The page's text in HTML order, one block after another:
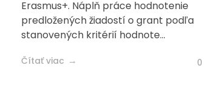
Erasmus+. Náplň práce hodnotenie
predložených žiadostí o grant podľa
stanovených kritérií hodnote...
Čítať viac 0